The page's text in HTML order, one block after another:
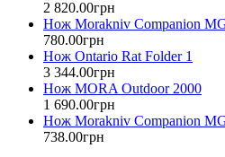
2 820.00грн
Нож Morakniv Companion
780.00грн
Нож Ontario Rat Folder 1
3 344.00грн
Нож MORA Outdoor 2000
1 690.00грн
Нож Morakniv Companion
738.00грн